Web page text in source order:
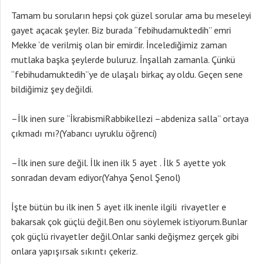
Tamam bu soruların hepsi çok güzel sorular ama bu meseleyi
gayet açacak şeyler. Biz burada “febihudamuktedih” emri
Mekke ‘de verilmiş olan bir emirdir. İncelediğimiz zaman
mutlaka başka şeylerde buluruz. İnşallah zamanla. Çünkü
“febihudamuktedih”ye de ulaşalı birkaç ay oldu. Geçen sene
bildiğimiz şey değildi.
–İlk inen sure “İkrabismiRabbikellezi –abdeniza salla” ortaya
çıkmadı mı?(Yabancı uyruklu öğrenci)
–İlk inen sure değil. İlk inen ilk 5 ayet . İlk 5 ayette yok
sonradan devam ediyor(Yahya Şenol Şenol)
İşte bütün bu ilk inen 5 ayet ilk inenle ilgili rivayetler e
bakarsak çok güçlü değil.Ben onu söylemek istiyorum.Bunlar
çok güçlü rivayetler değil.Onlar sanki değişmez gerçek gibi
onlara yapışırsak sıkıntı çekeriz.